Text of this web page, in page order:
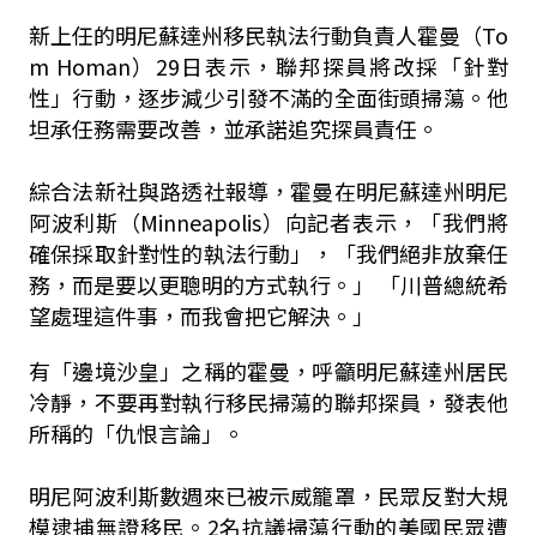
新上任的明尼蘇達州移民執法行動負責人霍曼（To
m Homan）29日表示，聯邦探員將改採「針對
性」行動，逐步減少引發不滿的全面街頭掃蕩。他
坦承任務需要改善，並承諾追究探員責任。
綜合法新社與路透社報導，霍曼在明尼蘇達州明尼
阿波利斯（Minneapolis）向記者表示，「我們將
確保採取針對性的執法行動」，「我們絕非放棄任
務，而是要以更聰明的方式執行。」 「川普總統希
望處理這件事，而我會把它解決。」
有「邊境沙皇」之稱的霍曼，呼籲明尼蘇達州居民
冷靜，不要再對執行移民掃蕩的聯邦探員，發表他
所稱的「仇恨言論」。
明尼阿波利斯數週來已被示威籠罩，民眾反對大規
模逮捕無證移民。2名抗議掃蕩行動的美國民眾遭